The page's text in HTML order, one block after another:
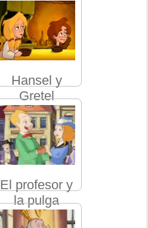
Hansel y
Gretel
El profesor y
la pulga